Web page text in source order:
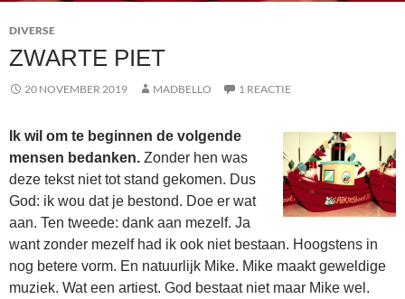
DIVERSE
ZWARTE PIET
20 NOVEMBER 2019 MADBELLO 1 REACTIE
Ik wil om te beginnen de volgende
mensen bedanken. Zonder hen was
deze tekst niet tot stand gekomen. Dus
God: ik wou dat je bestond. Doe er wat
aan. Ten tweede: dank aan mezelf. Ja
want zonder mezelf had ik ook niet bestaan. Hoogstens in
nog betere vorm. En natuurlijk Mike. Mike maakt geweldige
muziek. Wat een artiest. God bestaat niet maar Mike wel.